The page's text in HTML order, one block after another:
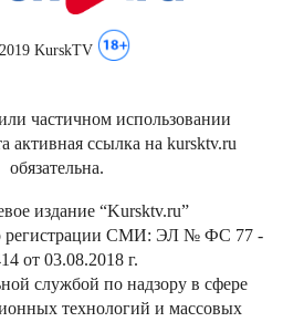
KurskTV
частичном использовании
активная ссылка на kursktv.ru
обязательна.
издание “Kursktv.ru”
о регистрации СМИ: ЭЛ № ФС 77 -
от 03.08.2018 г.
службой по надзору в сфере
технологий и массовых